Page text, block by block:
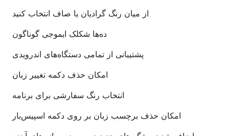
از میان رنگ گرادیان یا صاف انتخاب کنید
ده‌ها شکلک ایموجی گوناگون
پشتیبانی از تمامی دستگاه‌های اندرویدی
امکان حذف دکمه تغییر زبان
انتخاب رنگ سفارشی برای برنامه
امکان حذف برچسب زبان بر روی دکمه اسپیس‌بار